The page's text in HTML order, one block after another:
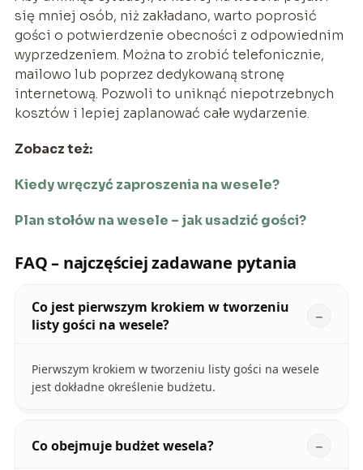
się mniej osób, niż zakładano, warto poprosić
gości o potwierdzenie obecności z odpowiednim
wyprzedzeniem. Można to zrobić telefonicznie,
mailowo lub poprzez dedykowaną stronę
internetową. Pozwoli to uniknąć niepotrzebnych
kosztów i lepiej zaplanować całe wydarzenie.
Zobacz też:
Kiedy wręczyć zaproszenia na wesele?
Plan stołów na wesele – jak usadzić gości?
FAQ – najczęściej zadawane pytania
Co jest pierwszym krokiem w tworzeniu
listy gości na wesele?
Pierwszym krokiem w tworzeniu listy gości na wesele
jest dokładne określenie budżetu.
Co obejmuje budżet wesela?